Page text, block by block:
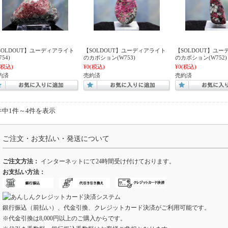
】ユーディアライト
込)
済
【SOLDOUT】ユーディアライト
のカボション(W753)
¥0(税込)
売約済
【SOLDOUT】ユー
のカボション(W752)
¥0(税込)
売約済
中1件～4件を表示
ご注文・お支払い・発送について
ご注文方法： インターネットにて24時間受け付けております。
お支払い方法：
銀行振込（前払い）、代金引換、クレジットカード決済がご利用可能です。
※代金引換は8,000円以上のご購入からです。